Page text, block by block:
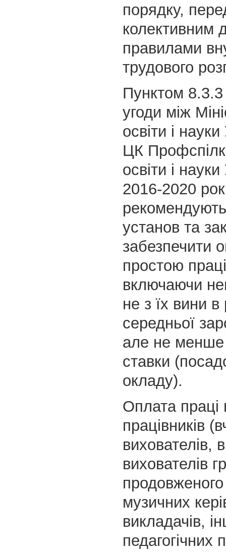
порядку,
колективним
правилами
трудового
Пунктом 8.3.3
угоди між
освіти і
ЦК
освіти і
2016-2020
установ та
забезпечити
простою
включаючи
не з їх вини в
середньої
але не менше
ставки
окладу).
Оплата праці
працівників
вихователів,
вихователів
музичних
викладачів,
педагогічних